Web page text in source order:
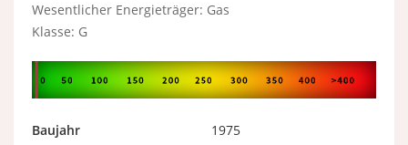
Wesentlicher Energieträger: Gas
Klasse: G
Baujahr
1975